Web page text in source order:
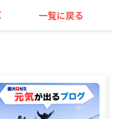
一覧に戻る